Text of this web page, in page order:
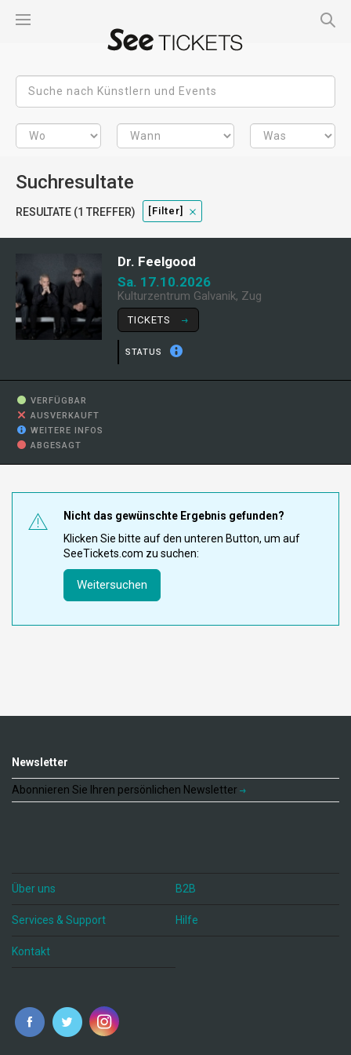
Suchresultate
RESULTATE (1 TREFFER) [filter]
Dr. Feelgood
Sa. 17.10.2026
Kulturzentrum Galvanik, Zug
TICKETS
STATUS
VERFÜGBAR
AUSVERKAUFT
WEITERE INFOS
ABGESAGT
Nicht das gewünschte Ergebnis gefunden?
Klicken Sie bitte auf den unteren Button, um auf
SeeTickets.com zu suchen:
Weitersuchen
Newsletter
Abonnieren Sie Ihren persönlichen Newsletter
Über uns B2B
Services & Support Hilfe
Kontakt